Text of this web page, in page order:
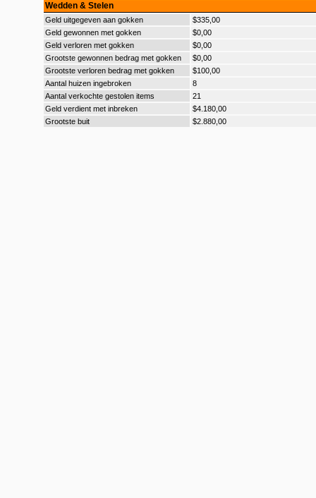
Wedden & Stelen
Geld uitgegeven aan gokken
$335,00
Geld gewonnen met gokken
$0,00
Geld verloren met gokken
$0,00
Grootste gewonnen bedrag met gokken
$0,00
Grootste verloren bedrag met gokken
$100,00
Aantal huizen ingebroken
8
Aantal verkochte gestolen items
21
Geld verdient met inbreken
$4.180,00
Grootste buit
$2.880,00